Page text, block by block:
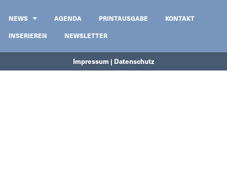
NEWS AGENDA PRINTAUSGABE
KONTAKT
INSERIEREN
NEWSLETTER
Impressum | Datenschutz